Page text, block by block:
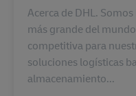
Acerca de DHL.
más grande del
competitiva para
soluciones logísticas
almacenamiento...